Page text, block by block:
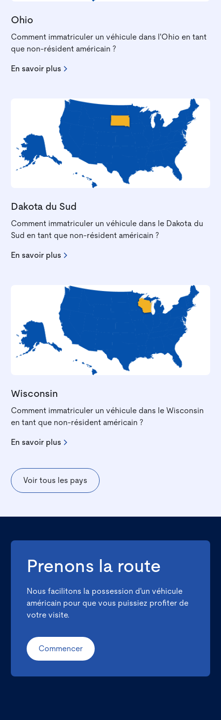
Ohio
Comment immatriculer un véhicule dans l'Ohio en tant
que non-résident américain ?
En savoir plus
Dakota du Sud
Comment immatriculer un véhicule dans le Dakota du
Sud en tant que non-résident américain ?
En savoir plus
Wisconsin
Comment immatriculer un véhicule dans le Wisconsin
en tant que non-résident américain ?
En savoir plus
Voir tous les pays
Prenons la route
Nous facilitons la possession d'un véhicule
américain pour que vous puissiez profiter de
votre visite.
Commencer